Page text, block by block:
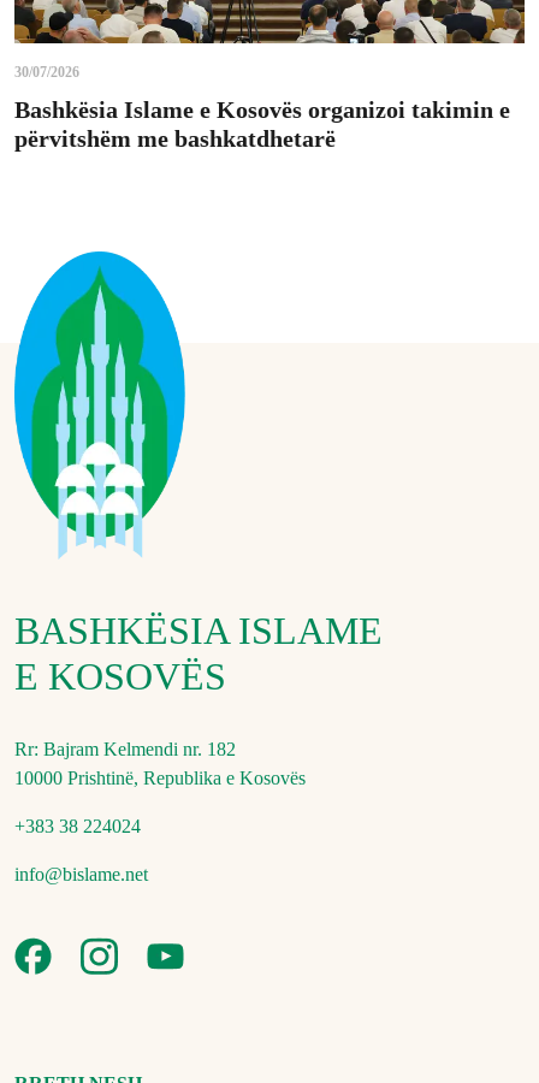
30/07/2026
Bashkësia Islame e Kosovës organizoi takimin e
përvitshëm me bashkatdhetarë
BASHKËSIA ISLAME
E KOSOVËS
Rr: Bajram Kelmendi nr. 182
10000 Prishtinë, Republika e Kosovës
+383 38 224024
info@bislame.net